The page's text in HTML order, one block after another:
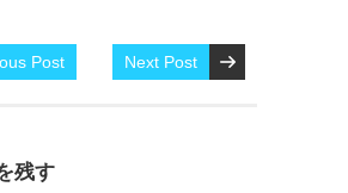
Post Next Post
残す